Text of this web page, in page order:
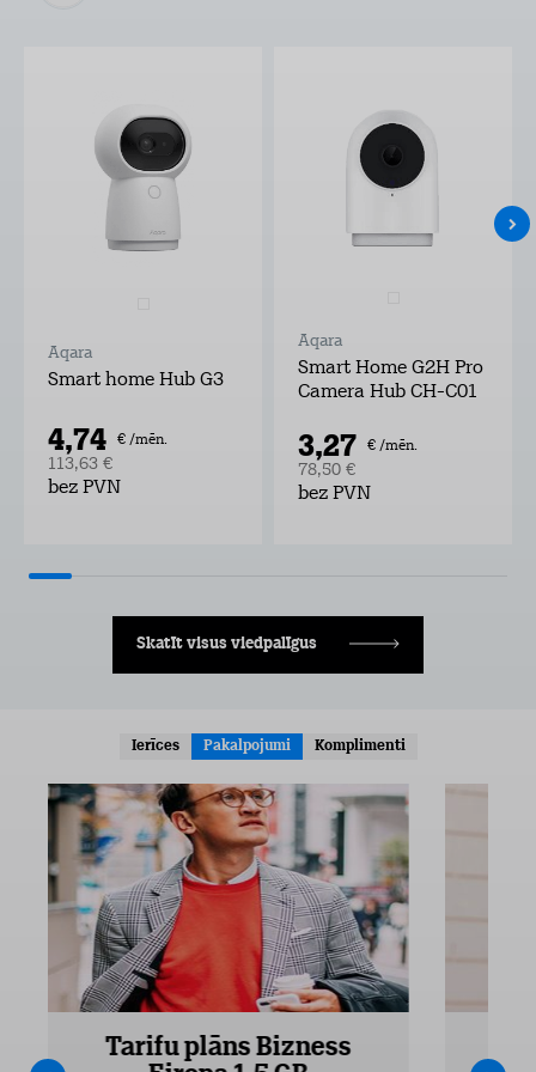
Aqara
Smart home Hub G3
4,74 € /mēn.
113,63 €
bez PVN
Aqara
Smart Home G2H Pro
Camera Hub CH-C01
3,27 € /mēn.
78,50 €
bez PVN
Skatīt visus viedpalīgus
Ierīces Pakalpojumi Komplimenti
Tarifu plāns Bizness